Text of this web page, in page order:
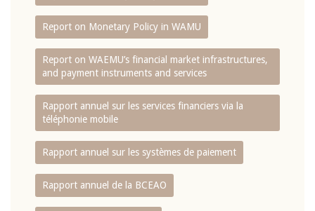
Report on Monetary Policy in WAMU
Report on WAEMU’s financial market infrastructures,
and payment instruments and services
Rapport annuel sur les services financiers via la
téléphonie mobile
Rapport annuel sur les systèmes de paiement
Rapport annuel de la BCEAO